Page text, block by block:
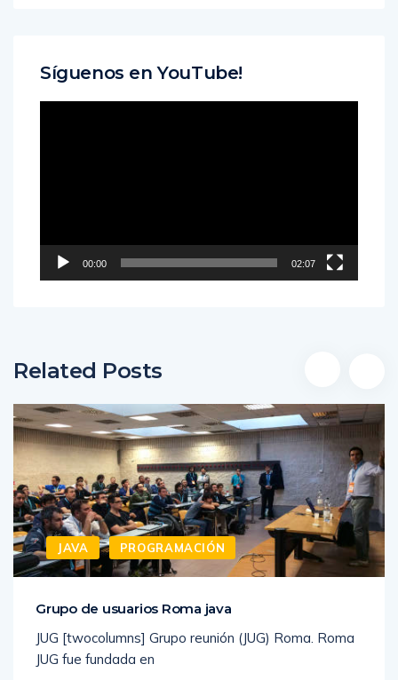
Síguenos en YouTube!
00:00 02:07
Related Posts
JAVA PROGRAMACIÓN
Grupo de usuarios Roma java
JUG [twocolumns] Grupo reunión (JUG) Roma. Roma
JUG fue fundada en